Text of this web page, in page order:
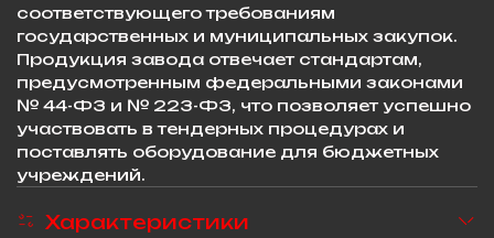
соответствующего требованиям
государственных и муниципальных закупок.
Продукция завода отвечает стандартам,
предусмотренным федеральными законами
№ 44-ФЗ и № 223-ФЗ, что позволяет успешно
участвовать в тендерных процедурах и
поставлять оборудование для бюджетных
учреждений.
Характеристики